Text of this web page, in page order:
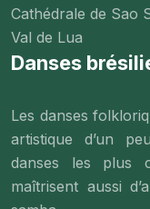
Cathédrale de Sao
Val de Lua
Danses
Les danses
artistique d’un
danses les plus
maîtrisent aussi